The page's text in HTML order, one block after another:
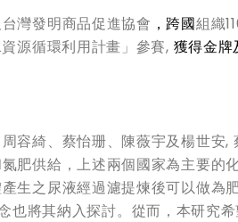
灣發明商品促進協會 ，跨國組織
源循環利用計畫」參賽, 獲得金牌
容綺、蔡怡珊、陳薇宇及楊世安,
肥供給，上述兩個國家為主要的
生之尿液經過濾提煉後可以做為
將其納入探討。從而，本研究